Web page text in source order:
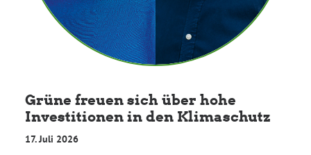
CampusGrün
Termine
Grüne freuen sich über hohe
Investitionen in den Klimaschutz
17. Juli 2026